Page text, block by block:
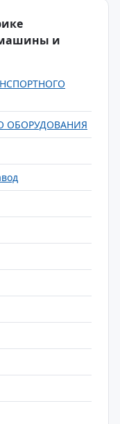
и
ОБОРУДОВАНИЯ